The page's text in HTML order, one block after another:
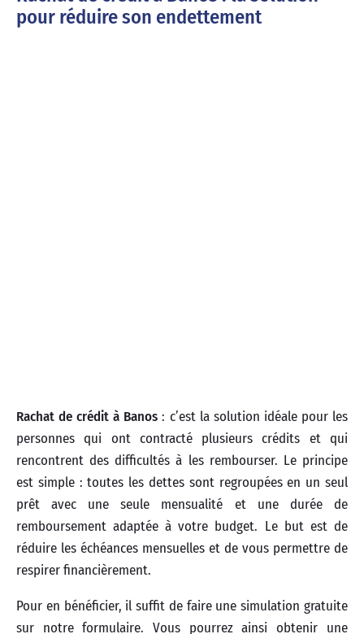
pour réduire son endettement
Rachat de crédit à Banos : c’est la solution idéale pour les
personnes qui ont contracté plusieurs crédits et qui
rencontrent des difficultés à les rembourser. Le principe
est simple : toutes les dettes sont regroupées en un seul
prêt avec une seule mensualité et une durée de
remboursement adaptée à votre budget. Le but est de
réduire les échéances mensuelles et de vous permettre de
respirer financièrement.
Pour en bénéficier, il suffit de faire une simulation gratuite
sur notre formulaire. Vous pourrez ainsi obtenir une